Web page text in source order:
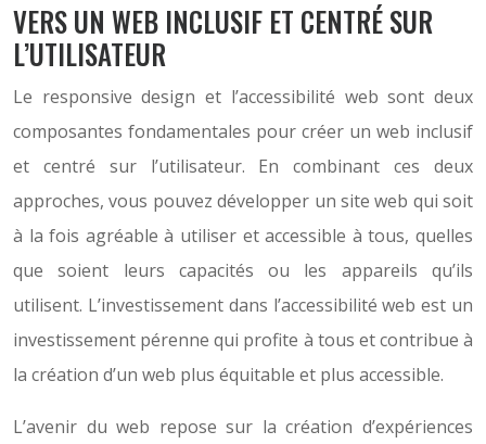
VERS UN WEB INCLUSIF ET CENTRÉ SUR
L’UTILISATEUR
Le responsive design et l’accessibilité web sont deux
composantes fondamentales pour créer un web inclusif
et centré sur l’utilisateur. En combinant ces deux
approches, vous pouvez développer un site web qui soit
à la fois agréable à utiliser et accessible à tous, quelles
que soient leurs capacités ou les appareils qu’ils
utilisent. L’investissement dans l’accessibilité web est un
investissement pérenne qui profite à tous et contribue à
la création d’un web plus équitable et plus accessible.
L’avenir du web repose sur la création d’expériences